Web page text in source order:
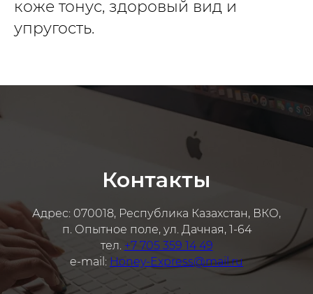
коже тонус, здоровый вид и
упругость.
Контакты
Адрес: 070018, Республика Казахстан, ВКО,
п. Опытное поле, ул. Дачная, 1-64
тел. +7 705 359 14 49
e-mail: Honey-Express@mail.ru